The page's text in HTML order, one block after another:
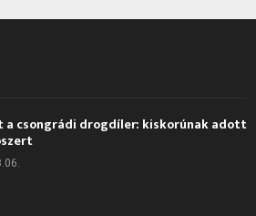
a csongrádi drogdíler: kiskorúnak adott